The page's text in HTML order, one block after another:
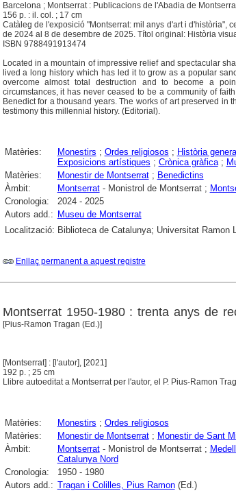
Barcelona ; Montserrat : Publicacions de l'Abadia de
156 p. : il. col. ; 17 cm
Catàleg de l'exposició "Montserrat: mil anys d'art i d'història",
de 2024 al 8 de desembre de 2025. Títol original: Història
ISBN 9788491913474
Located in a mountain of impressive relief and spectacular
lived a long history which has led it to grow as a popular
overcome almost total destruction and to become a
circumstances, it has never ceased to be a community of
Benedict for a thousand years. The works of art preserved in
testimony this millennial history. (Editorial).
Matèries: Monestirs ; Ordes religiosos ; Història
Exposicions artístiques ; Crònica gràfica;
Matèries:
Monestir de Montserrat; Benedictins
Àmbit:
Montserrat- Monistrol de Montserrat ;
Cronologia:
2024 - 2025
Autors add.: Museu de Montserrat
Localització: Biblioteca de Catalunya; Universitat Ramon
Enllaç permanent a aquest registre
Montserrat 1950-1980 : trenta anys de
[Pius-Ramon Tragan (Ed.)]
[Montserrat] : [l'autor], [2021]
192 p. ; 25 cm
Llibre autoeditat a Montserrat per l'autor, el P. Pius-Ramon
Matèries: Monestirs ; Ordes religiosos
Matèries:
Monestir de Montserrat; Monestir de Sant
Àmbit:
Montserrat- Monistrol de Montserrat ;
Catalunya Nord
Cronologia:
1950 - 1980
Autors add.: Tragan i Colilles, Pius Ramon(Ed.)